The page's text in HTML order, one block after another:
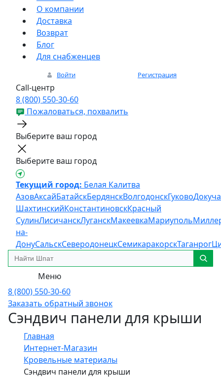
О компании
Доставка
Возврат
Блог
Для снабженцев
Войти Регистрация
Call-центр
8 (800) 550-30-60
Пожаловаться, похвалить
Выберите ваш город
Выберите ваш город
Текущий город: Белая Калитва
АзовАксайБатайскБердянскВолгодонскГуково
ШахтинскийКонстантиновскКрасный
СулинЛисичанскЛуганскМакеевкаМариуполь
на-
ДонуСальскСеверодонецкСемикаракорскТаганрог
Меню
8 (800) 550-30-60
Заказать обратный звонок
Сэндвич панели для крыши
Главная
Интернет-Магазин
Кровельные материалы
Сэндвич панели для крыши